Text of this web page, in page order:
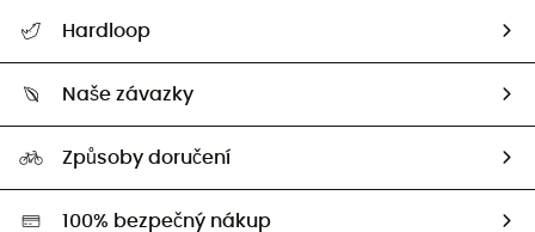
Vrácení zboží a peněz
Hardloop
Naši Ambasadoři
Naše závazky
Second hand
HardGreen
Způsoby doručení
100% bezpečný nákup